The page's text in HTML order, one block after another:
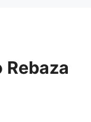
Rebaza